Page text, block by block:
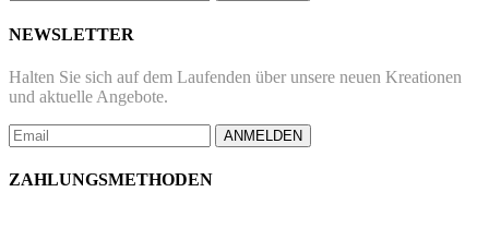
NEWSLETTER
Halten Sie sich auf dem Laufenden über unsere neuen Kreationen
und aktuelle Angebote.
ANMELDEN
ZAHLUNGSMETHODEN